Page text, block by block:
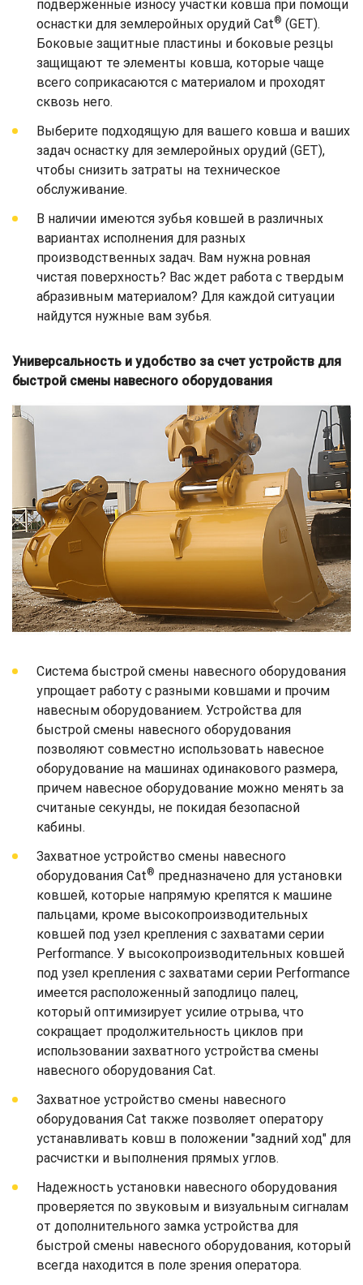
подверженные износу участки ковша при помощи
оснастки для землеройных орудий Cat® (GET).
Боковые защитные пластины и боковые резцы
защищают те элементы ковша, которые чаще
всего соприкасаются с материалом и проходят
сквозь него.
Выберите подходящую для вашего ковша и ваших
задач оснастку для землеройных орудий (GET),
чтобы снизить затраты на техническое
обслуживание.
В наличии имеются зубья ковшей в различных
вариантах исполнения для разных
производственных задач. Вам нужна ровная
чистая поверхность? Вас ждет работа с твердым
абразивным материалом? Для каждой ситуации
найдутся нужные вам зубья.
Универсальность и удобство за счет устройств для
быстрой смены навесного оборудования
Система быстрой смены навесного оборудования
упрощает работу с разными ковшами и прочим
навесным оборудованием. Устройства для
быстрой смены навесного оборудования
позволяют совместно использовать навесное
оборудование на машинах одинакового размера,
причем навесное оборудование можно менять за
считаные секунды, не покидая безопасной
кабины.
Захватное устройство смены навесного
оборудования Cat® предназначено для установки
ковшей, которые напрямую крепятся к машине
пальцами, кроме высокопроизводительных
ковшей под узел крепления с захватами серии
Performance. У высокопроизводительных ковшей
под узел крепления с захватами серии Performance
имеется расположенный заподлицо палец,
который оптимизирует усилие отрыва, что
сокращает продолжительность циклов при
использовании захватного устройства смены
навесного оборудования Cat.
Захватное устройство смены навесного
оборудования Cat также позволяет оператору
устанавливать ковш в положении "задний ход" для
расчистки и выполнения прямых углов.
Надежность установки навесного оборудования
проверяется по звуковым и визуальным сигналам
от дополнительного замка устройства для
быстрой смены навесного оборудования, который
всегда находится в поле зрения оператора.